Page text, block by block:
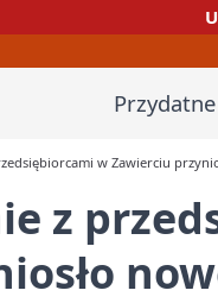
Przydatne
w Zawierciu
z